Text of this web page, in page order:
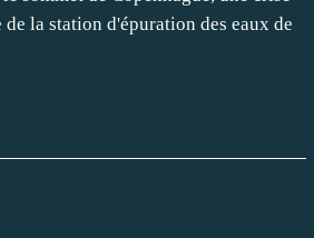
la station d'épuration des eaux de